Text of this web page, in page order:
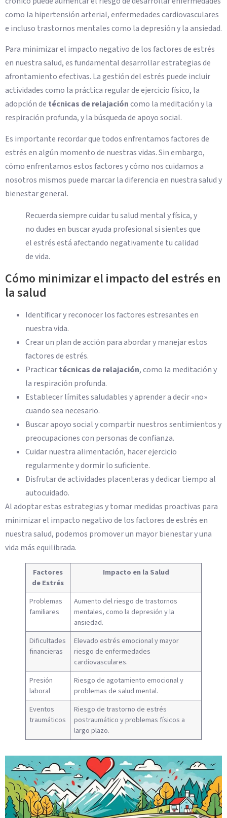
como la hipertensión arterial, enfermedades cardiovasculares
e incluso trastornos mentales como la depresión y la ansiedad.
Para minimizar el impacto negativo de los factores de estrés
en nuestra salud, es fundamental desarrollar estrategias de
afrontamiento efectivas. La gestión del estrés puede incluir
actividades como la práctica regular de ejercicio físico, la
adopción de técnicas de relajacióncomo la meditación y la
respiración profunda, y la búsqueda de apoyo social.
Es importante recordar que todos enfrentamos factores de
estrés en algún momento de nuestras vidas. Sin embargo,
cómo enfrentamos estos factores y cómo nos cuidamos a
nosotros mismos puede marcar la diferencia en nuestra salud y
bienestar general.
Recuerda siempre cuidar tu salud mental y física, y
no dudes en buscar ayuda profesional si sientes que
el estrés está afectando negativamente tu calidad
de vida.
Cómo minimizar el impacto del estrés en
la salud
Identificar y reconocer los factores estresantes en
nuestra vida.
Crear un plan de acción para abordar y manejar estos
factores de estrés.
Practicartécnicas de relajación, como la meditación y
la respiración profunda.
Establecer límites saludables y aprender a decir «no»
cuando sea necesario.
Buscar apoyo social y compartir nuestros sentimientos y
preocupaciones con personas de confianza.
Cuidar nuestra alimentación, hacer ejercicio
regularmente y dormir lo suficiente.
Disfrutar de actividades placenteras y dedicar tiempo al
autocuidado.
Al adoptar estas estrategias y tomar medidas proactivas para
minimizar el impacto negativo de los factores de estrés en
nuestra salud, podemos promover un mayor bienestar y una
vida más equilibrada.
Factores
de Estrés
Impacto en la Salud
Problemas
familiares
Aumento del riesgo de trastornos
mentales, como la depresión y la
ansiedad.
Dificultades
financieras
Elevado estrés emocional y mayor
riesgo de enfermedades
cardiovasculares.
Presión
laboral
Riesgo de agotamiento emocional y
problemas de salud mental.
Eventos
traumáticos
Riesgo de trastorno de estrés
postraumático y problemas físicos a
largo plazo.